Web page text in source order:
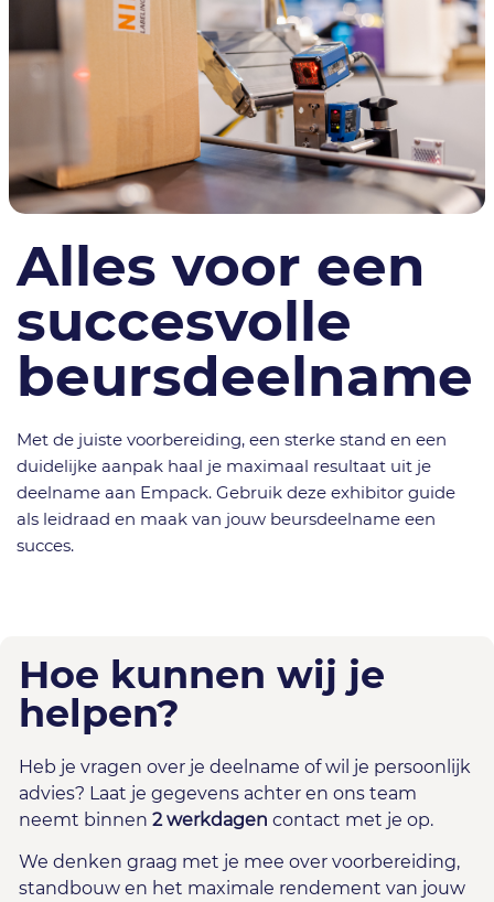
Alles voor een
succesvolle
beursdeelname
Met de juiste voorbereiding, een sterke stand en een
duidelijke aanpak haal je maximaal resultaat uit je
deelname aan Empack. Gebruik deze exhibitor guide
als leidraad en maak van jouw beursdeelname een
succes.
Hoe kunnen wij je
helpen?
Heb je vragen over je deelname of wil je persoonlijk
advies? Laat je gegevens achter en ons team
neemt binnen 2 werkdagen contact met je op.
We denken graag met je mee over voorbereiding,
standbouw en het maximale rendement van jouw